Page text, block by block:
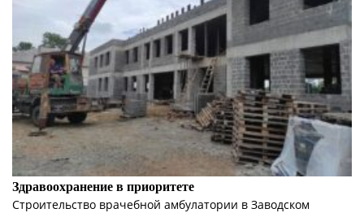
Здравоохранение в приоритете
Строительство врачебной амбулатории в Заводском